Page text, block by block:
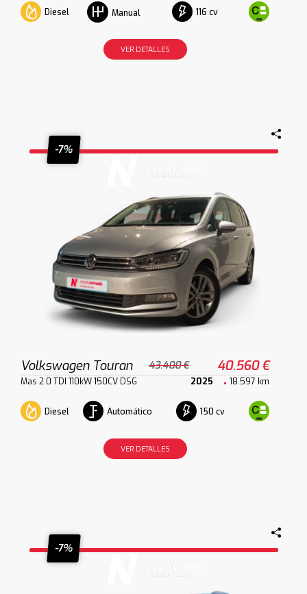
Diesel Manual 116 cv
VER DETALLES
-7%
Volkswagen Touran 43.400 € 40.560 €
Mas 2.0 TDI 110kW 150CV DSG 2025 18.597 km
Diesel Automático 150 cv
VER DETALLES
-7%